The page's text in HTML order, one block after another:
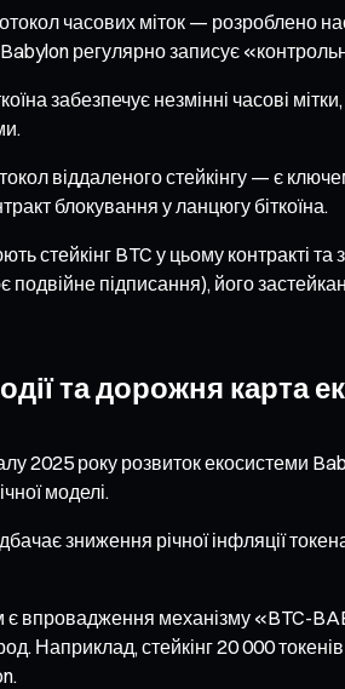
часових міток — розроблено
регулярно записує
забезпечує незмінні часові
віддаленого стейкінгу — є
блокування у ланцюгу біткоїна.
стейкінг BTC у цьому
подвійне підписання), його
та дорожня карта
2025 року розвиток екосистеми
моделі.
зниження річної інфляції
впровадження механізму «BTC-
Наприклад, стейкінг 20 000